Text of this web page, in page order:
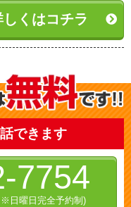
くはコチラ
できます
7754
日曜日完全予約制)